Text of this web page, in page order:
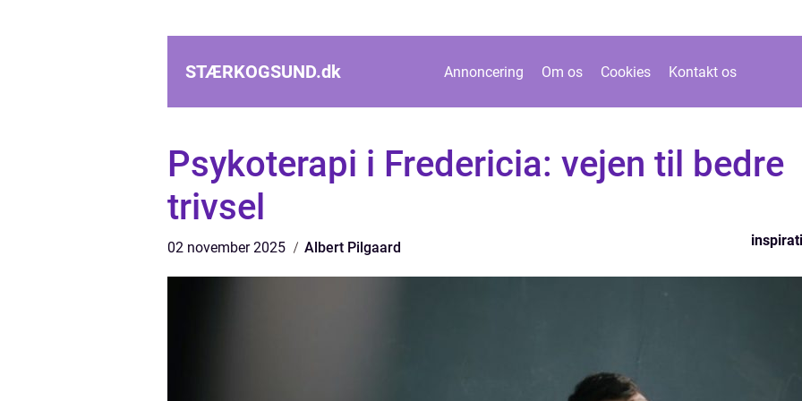
STÆRKOGSUND.dk Annoncering Om os Cookies Kontakt os
Psykoterapi i Fredericia: vejen til bedre
trivsel
02 november 2025 Albert Pilgaard